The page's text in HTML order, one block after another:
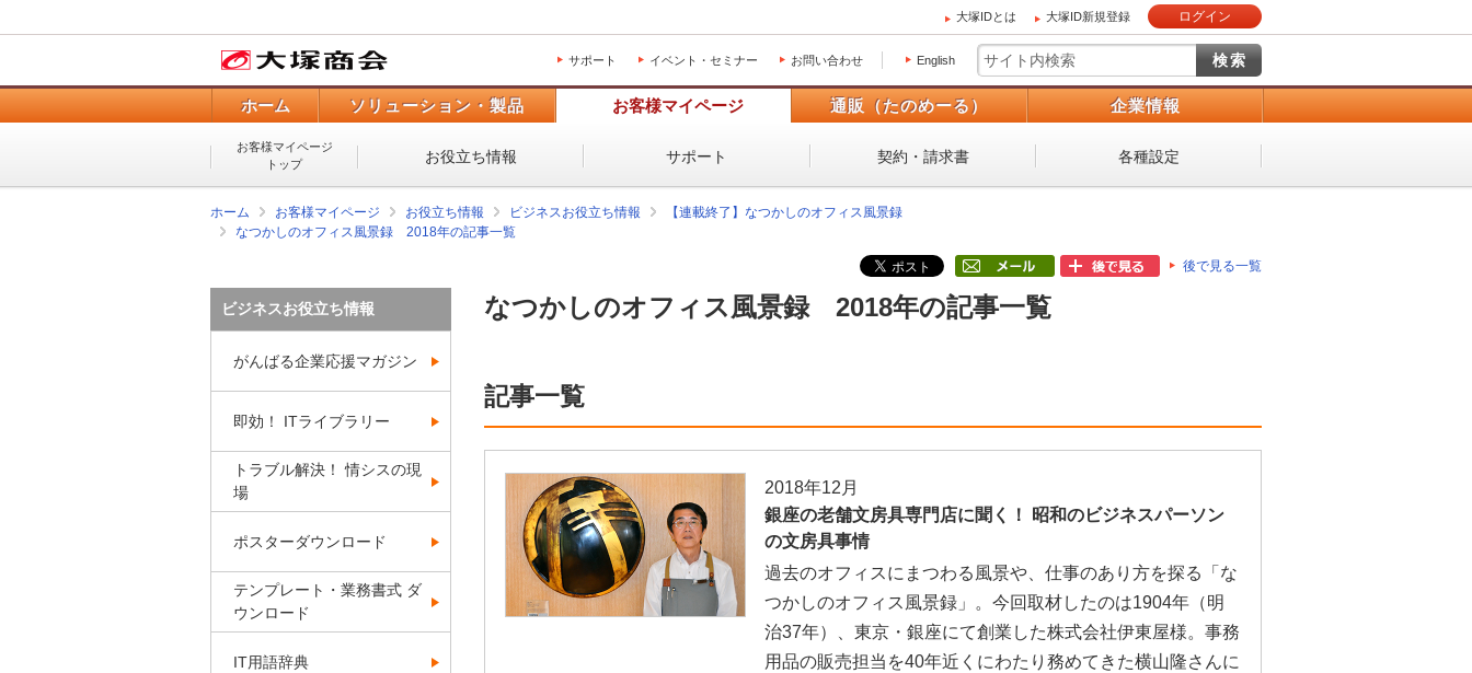
大塚IDとは 大塚ID新規登録 ログイン
サポート イベント・セミナー お問い合わせ English
ホーム ソリューション・製品 お客様マイページ 通販（たのめーる） 企業情報
お客様マイページ
トップ
お役立ち情報 サポート 契約・請求書 各種設定
ホーム お客様マイページ お役立ち情報 ビジネスお役立ち情報
【連載終了】なつかしのオフィス風景録
なつかしのオフィス風景録 2018年の記事一覧
後で見る一覧
なつかしのオフィス風景録 2018年の記事一覧
記事一覧
2018年12月
銀座の老舗文房具専門店に聞く！ 昭和のビジネスパーソン
の文房具事情
過去のオフィスにまつわる風景や、仕事のあり方を探る「な
つかしのオフィス風景録」。今回取材したのは1904年（明
治37年）、東京・銀座にて創業した株式会社伊東屋様。事務
用品の販売担当を40年近くにわたり務めてきた横山隆さんに
ビジネスお役立ち情報
がんばる企業応援マガジン
即効！ ITライブラリー
トラブル解決！ 情シスの現
場
ポスターダウンロード
テンプレート・業務書式 ダ
ウンロード
IT用語辞典